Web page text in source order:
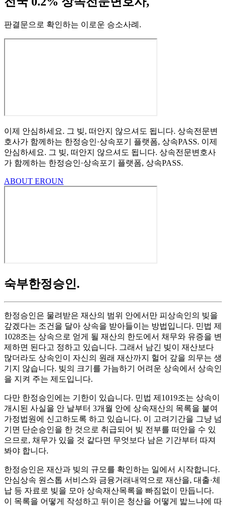
판결문으로 확인하는 이로운 승소사례 .
이제 안심하세요. 그 빚, 떠안지 않으셔도 됩니다. 상속전문변
호사가 함께하는 한정승인·상속포기 플랫폼, 상속PASS. 이제
안심하세요. 그 빚, 떠안지 않으셔도 됩니다. 상속전문변호사
가 함께하는 한정승인·상속포기 플랫폼, 상속PASS.
ABOUT EROUN
숙부한정승인.
한정승인은 물려받은 재산의 범위 안에서만 피상속인의 빚을
갚겠다는 조건을 달아 상속을 받아들이는 방법입니다. 민법 제
1028조는 상속으로 얻게 될 재산의 한도에서 채무와 유증을 변
제하면 된다고 정하고 있습니다. 그래서 남긴 빚이 재산보다
많더라도 상속인이 자신의 원래 재산까지 헐어 갚을 의무는 생
기지 않습니다. 빚의 크기를 가늠하기 어려운 상속에서 상속인
을 지켜 주는 제도입니다.
다만 한정승인에는 기한이 있습니다. 민법 제1019조는 상속이
개시된 사실을 안 날부터 3개월 안에 상속재산의 목록을 붙여
가정법원에 신고하도록 하고 있습니다. 이 고려기간을 그냥 넘
기면 단순승인을 한 것으로 취급되어 빚 전부를 떠안을 수 있
으므로, 채무가 있을 것 같다면 무엇보다 남은 기간부터 따져
봐야 합니다.
한정승인은 재산과 빚의 규모를 확인하는 일에서 시작합니다.
안심상속 원스톱 서비스와 금융거래내역으로 재산을, 대출·체
납 등 자료로 빚을 모아 상속재산목록을 빠짐없이 만듭니다.
이 목록을 어떻게 작성하고 뒤이은 청산을 어떻게 밟느냐에 따